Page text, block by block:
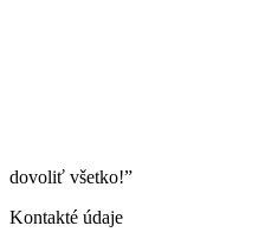
dovoliť všetko!”
Kontakté údaje